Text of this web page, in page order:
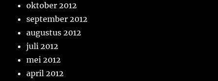
oktober 2012
september 2012
augustus 2012
juli 2012
mei 2012
april 2012